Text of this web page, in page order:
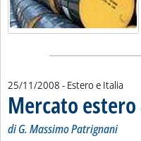
25/11/2008 - Estero e Italia
Mercato
di G. Massimo Patrignani